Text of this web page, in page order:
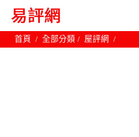
首頁 全部分類 屋評網